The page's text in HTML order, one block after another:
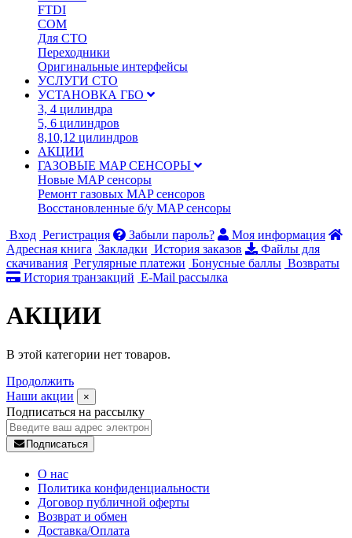
FTDI
COM
Для СТО
Переходники
Оригинальные интерфейсы
УСЛУГИ СТО
УСТАНОВКА ГБО
3, 4 цилиндра
5, 6 цилиндров
8,10,12 цилиндров
АКЦИИ
ГАЗОВЫЕ MAP СЕНСОРЫ
Новые MAP сенсоры
Ремонт газовых MAP сенсоров
Восстановленные б/у MAP сенсоры
Вход Регистрация Забыли пароль?
Моя информация
Адресная книга Закладки История заказов
Файлы для
скачивания Регулярные платежи Бонусные баллы Возвраты
История транзакций E-Mail рассылка
АКЦИИ
В этой категории нет товаров.
Продолжить
Наши акции
×
Подписаться на рассылку
Подписаться
О нас
Политика конфиденциальности
Договор публичной оферты
Возврат и обмен
Доставка/Оплата